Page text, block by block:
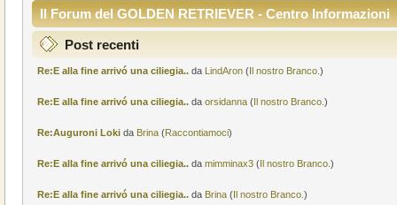
Il Forum del GOLDEN RETRIEVER - Centro Informazioni
Post recenti
Re:E alla fine arrivó una ciliegia..da LindAron(Il nostro Branco. )
Re:E alla fine arrivó una ciliegia..da orsidanna(Il nostro Branco. )
Re:Auguroni Lokida Brina(Raccontiamoci)
Re:E alla fine arrivó una ciliegia..da mimminax3(Il nostro Branco. )
Re:E alla fine arrivó una ciliegia..da Brina(Il nostro Branco. )